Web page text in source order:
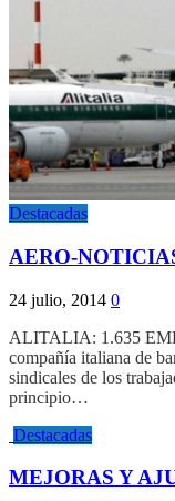
Destacadas
AERO-
24 julio, 2014 0
ALITALIA: 1.635
compañía italiana de
sindicales de los
principio…
Destacadas
MEJORAS Y